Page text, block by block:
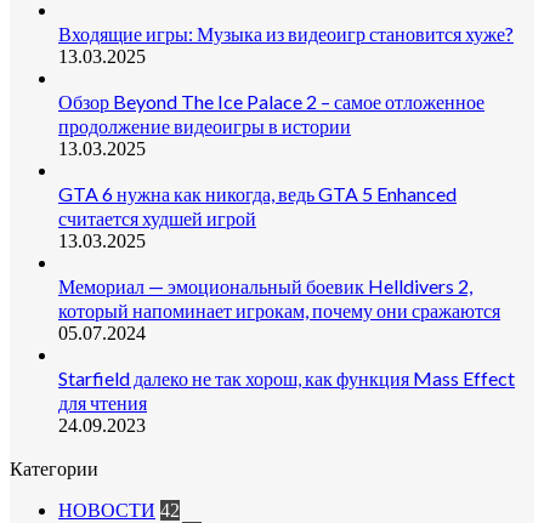
Входящие игры: Музыка из видеоигр становится хуже?
13.03.2025
Обзор Beyond The Ice Palace 2 – самое отложенное
продолжение видеоигры в истории
13.03.2025
GTA 6 нужна как никогда, ведь GTA 5 Enhanced
считается худшей игрой
13.03.2025
Мемориал — эмоциональный боевик Helldivers 2,
который напоминает игрокам, почему они сражаются
05.07.2024
Starfield далеко не так хорош, как функция Mass Effect
для чтения
24.09.2023
Категории
НОВОСТИ 42